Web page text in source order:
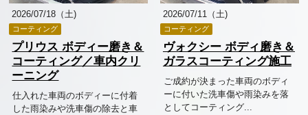
2026/07/18（土)
コーティング
プリウス ボディー磨き＆
コーティング／車内クリ
ーニング
仕入れた車両のボディーに付着
した雨染みや洗車傷の除去と車
2026/07/11（土)
コーティング
ヴォクシー ボディ磨き＆
ガラスコーティング施工
ご成約が決まった車両のボディ
ーに付いた洗車傷や雨染みを落
としてコーティング...